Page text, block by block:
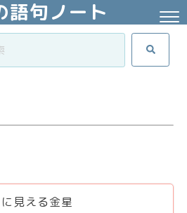
語句ノート
見える金星